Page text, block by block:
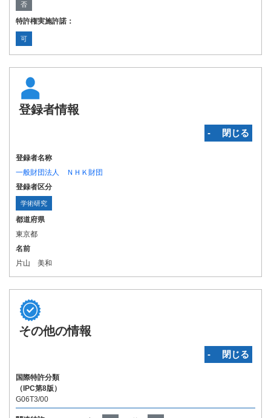
否
特許権実施許諾：
可
登録者情報
‐ 閉じる
登録者名称
一般財団法人 ＮＨＫ財団
登録者区分
学術研究
都道府県
東京都
名前
片山 美和
その他の情報
‐ 閉じる
国際特許分類
（IPC第8版）
G06T3/00